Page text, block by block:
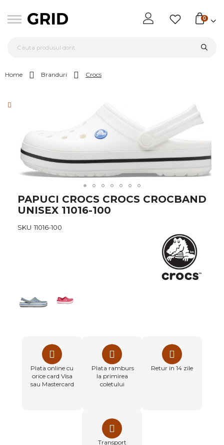
0
Home Branduri Crocs
the
images
gallery
Skip
to
the
of
PAPUCI CROCS CROCS CROCBAND
UNISEX 11016-100
SKU 11016-100
Plata online cu
orice card Visa
sau Mastercard
Plata ramburs
la primirea
coletului
Retur in 14 zile
Transport